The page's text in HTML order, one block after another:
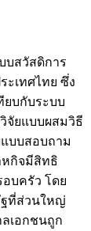
บสวัสดิการ
เทศไทย ซึ่ง
ยบกับระบบ
จัยแบบผสมวิธี
บบสอบถาม
หกิจมีสิทธิ
บครัว โดย
ฐที่ส่วนใหญ่
เอกชนถูก